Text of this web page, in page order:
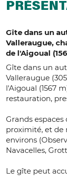
Gîte dans un
Valleraugue,
de l'Aigoual
Gîte dans un
Valleraugue
l'Aigoual (1567
restauration,
Grands
proximité, et de
environs
Navacelles,
Le gîte peut